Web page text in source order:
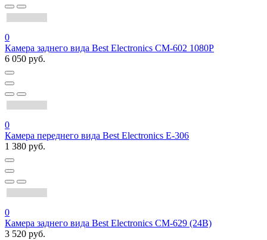
0
Камера заднего вида Best Electronics CM-602 1080P
6 050 руб.
0
Камера переднего вида Best Electronics Е-306
1 380 руб.
0
Камера заднего вида Best Electronics CM-629 (24В)
3 520 руб.